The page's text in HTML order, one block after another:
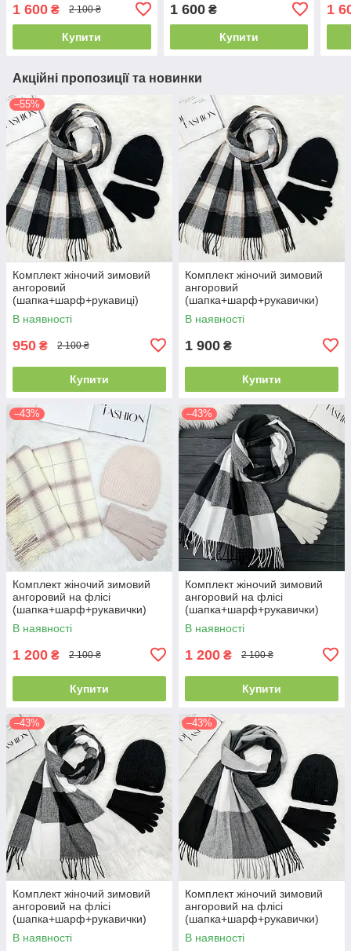
М'ятний 13887 - 1142 -
4202
1 600 ₴ 2 100 ₴
Купити
бежевий 12329 - 1136 -
4074
1 600₴
Купити
1
Акційні пропозиції та новинки
–55%
Комплект жіночий зимовий
ангоровий
(шапка+шарф+рукавиці)
ODYSSEY 57-59 см чорний
3701 - 8064 - 4135
В наявності
950 ₴ 2 100 ₴
Купити
Комплект жіночий зимовий
ангоровий
(шапка+шарф+рукавички)
ODYSSEY 57-59 см чорний
3701 - 8064 - 4185
В наявності
1 900 ₴
Купити
–43%
Комплект жіночий зимовий
ангоровий на флісі
(шапка+шарф+рукавички)
ODYSSEY 55-58 см
різнокольоровий 12824 -
В наявності
1 200 ₴ 2 100 ₴
Купити
–43%
Комплект жіночий зимовий
ангоровий на флісі
(шапка+шарф+рукавички)
ODYSSEY 55-58 см
різнокольоровий 12814 - 1119
В наявності
1 200 ₴ 2 100 ₴
Купити
–43%
Комплект жіночий зимовий
ангоровий на флісі
(шапка+шарф+рукавички)
ODYSSEY 55-58 см
різнокольоровий 12815 - 1119
В наявності
–43%
Комплект жіночий зимовий
ангоровий на флісі
(шапка+шарф+рукавички)
ODYSSEY 55-58 см
різнокольоровий 12815 -
В наявності